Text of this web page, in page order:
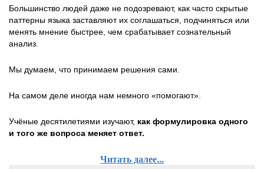
Большинство людей даже не подозревают, как часто скрытые
паттерны языка заставляют их соглашаться, подчиняться или
менять мнение быстрее, чем срабатывает сознательный
анализ.
Мы думаем, что принимаем решения сами.
На самом деле иногда нам немного «помогают».
Учёные десятилетиями изучают, как формулировка одного
и того же вопроса меняет ответ.
Читать далее...